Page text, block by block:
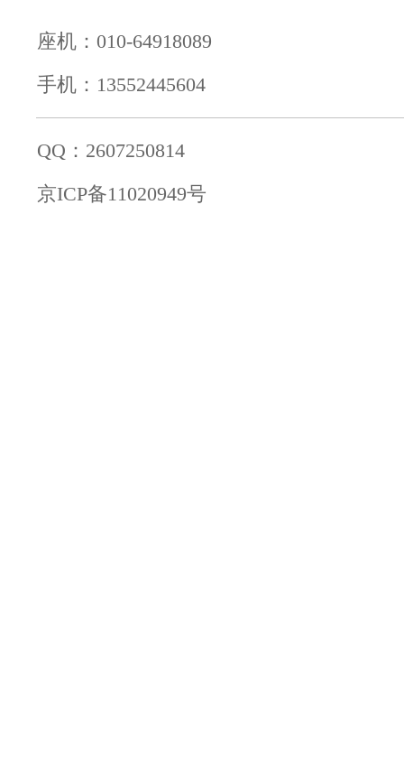
座机：010-64918089
手机：13552445604
QQ：2607250814
京ICP备11020949号